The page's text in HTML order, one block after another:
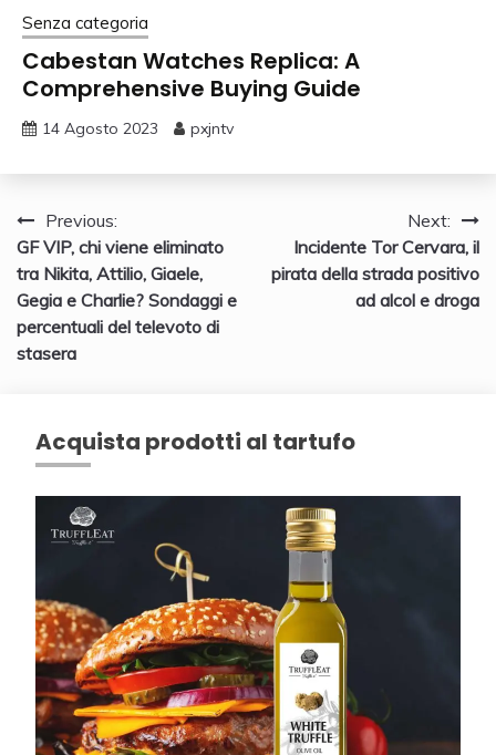
Senza categoria
Cabestan Watches Replica: A
Comprehensive Buying Guide
14 Agosto 2023 pxjntv
Navigazione
articoli
Previous:
GF VIP, chi viene eliminato
tra Nikita, Attilio, Giaele,
Gegia e Charlie? Sondaggi e
percentuali del televoto di
stasera
Next:
Incidente Tor Cervara, il
pirata della strada positivo
ad alcol e droga
Acquista prodotti al tartufo